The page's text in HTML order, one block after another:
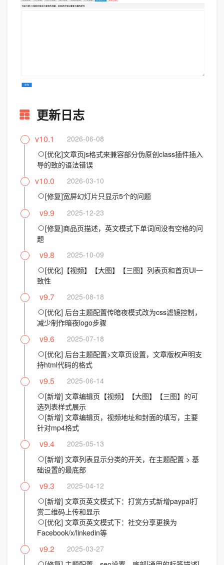
更新日志
2026-06-08
[优化]文章页js格式来兼容部分伪原创class插件插入
导的致的语法错误
v10.1
2026-03-10
[修复]宽屏幻灯片只显示5个的问题
v10.0
2025-12-23
[修复]商品页描述，英文模式下单词间没有空格的问
题
v9.9
2025-10-09
[优化]【视频】【大图】【三图】列表页和首页UI一
致性
v9.8
2025-08-18
[优化] 后台主题配置传暗夜模式改为css滤镜控制，
减少制作暗夜logo步骤
v9.7
2025-07-18
[优化] 后台主题配置>文章页设置，文章版权声明支
持html代码的格式
v9.6
2025-06-14
[新增] 文章编辑页【视频】【大图】【三图】的可
选列表样式展示
[新增] 文章编辑页，视频地址和封面的填写，主要
针对mp4格式
v9.5
2025-05-13
[新增] 文章列表显示分类的开关，在主题配置 > 基
础设置的最底部
v9.4
2025-04-12
[新增] 文章页英文模式下：打赏方式新增paypal打
赏二维码上传和显示
[优化] 文章页英文模式下：社交分享更换为
Facebook/x/linkedin等
v9.3
2025-03-27
v9.2